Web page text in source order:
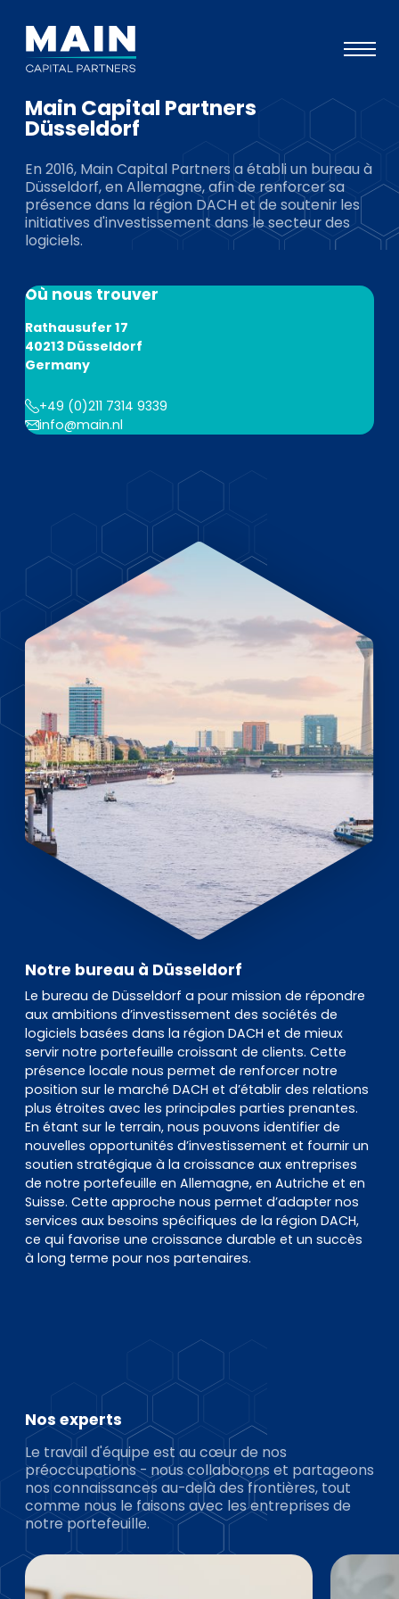
Portefeuille
Approche
Notre expertise
Événements
EN
Connexion Pulse
Main Capital Partners
Düsseldorf
En 2016, Main Capital Partners a établi un bureau à
Düsseldorf, en Allemagne, afin de renforcer sa
présence dans la région DACH et de soutenir les
initiatives d'investissement dans le secteur des
logiciels.
Où nous trouver
Rathausufer 17
40213 Düsseldorf
Germany
+49 (0)211 7314 9339
info@main.nl
Notre bureau à Düsseldorf
Le bureau de Düsseldorf a pour mission de répondre
aux ambitions d’investissement des sociétés de
logiciels basées dans la région DACH et de mieux
servir notre portefeuille croissant de clients. Cette
présence locale nous permet de renforcer notre
position sur le marché DACH et d’établir des relations
plus étroites avec les principales parties prenantes.
En étant sur le terrain, nous pouvons identifier de
nouvelles opportunités d’investissement et fournir un
soutien stratégique à la croissance aux entreprises
de notre portefeuille en Allemagne, en Autriche et en
Suisse. Cette approche nous permet d’adapter nos
services aux besoins spécifiques de la région DACH,
ce qui favorise une croissance durable et un succès
à long terme pour nos partenaires.
Nos experts
Le travail d'équipe est au cœur de nos
préoccupations - nous collaborons et partageons
nos connaissances au-delà des frontières, tout
comme nous le faisons avec les entreprises de
notre portefeuille.